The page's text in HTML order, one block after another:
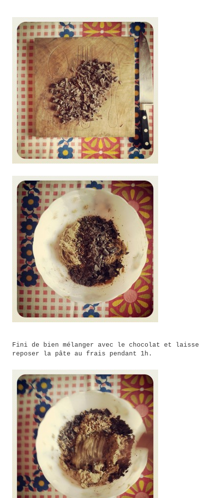
Fini de bien mélanger avec le chocolat et laisse
reposer la pâte au frais pendant 1h.